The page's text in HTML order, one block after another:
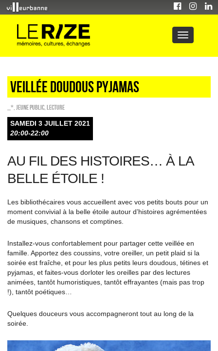
Veillée doudous pyjamas
_* Jeune public Lecture
SAMEDI 3 JUILLET 2021
20:00-22:00
AU FIL DES HISTOIRES… À LA
BELLE ÉTOILE !
Les bibliothécaires vous accueillent avec vos petits bouts pour un
moment convivial à la belle étoile autour d’histoires agrémentées
de musiques, chansons et comptines.
Installez-vous confortablement pour partager cette veillée en
famille. Apportez des coussins, votre oreiller, un petit plaid si la
soirée est fraîche, et pour les plus petits leurs doudous, tétines et
pyjamas, et faites-vous dorloter les oreilles par des lectures
animées, tantôt humoristiques, tantôt effrayantes (mais pas trop
!), tantôt poétiques…
Quelques douceurs vous accompagneront tout au long de la
soirée.